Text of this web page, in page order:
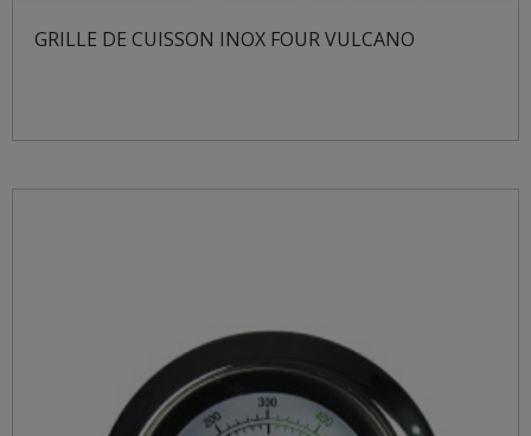
GRILLE DE CUISSON INOX FOUR VULCANO